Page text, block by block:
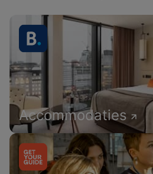
Accommodaties